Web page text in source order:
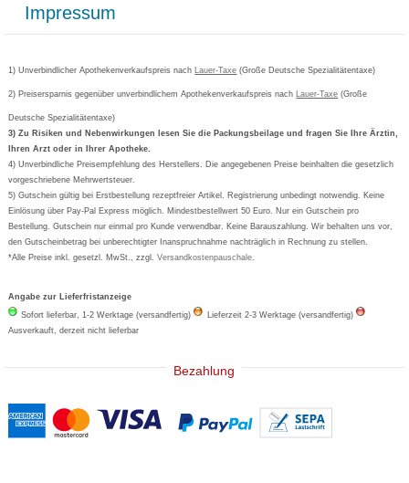
AGB
Cookie-Einstellungen
Vertrag widerrufen
Versandkosten
Bestellschein ausfüllen
Newsletteranmeldung
Gutschein und Rabatte
Kundenbewertung
Grippostad
Bepanthen
Formoline
Wick
Eucerin
Basica
Impressum
1) Unverbindlicher Apothekenverkaufspreis nach Lauer-Taxe (Große Deutsche Spezialitätentaxe)
2) Preisersparnis gegenüber unverbindlichem Apothekenverkaufspreis nach Lauer-Taxe (Große
Deutsche Spezialitätentaxe)
3) Zu Risiken und Nebenwirkungen lesen Sie die Packungsbeilage und fragen Sie Ihre Ärztin,
Ihren Arzt oder in Ihrer Apotheke.
4) Unverbindliche Preisempfehlung des Herstellers. Die angegebenen Preise beinhalten die gesetzlich
vorgeschriebene Mehrwertsteuer.
5) Gutschein gültig bei Erstbestellung rezeptfreier Artikel. Registrierung unbedingt notwendig. Keine
Einlösung über Pay-Pal Express möglich. Mindestbestellwert 50 Euro. Nur ein Gutschein pro
Bestellung. Gutschein nur einmal pro Kunde verwendbar. Keine Barauszahlung. Wir behalten uns vor,
den Gutscheinbetrag bei unberechtigter Inanspruchnahme nachträglich in Rechnung zu stellen.
*Alle Preise inkl. gesetzl. MwSt., zzgl.Versandkostenpauschale.
Angabe zur Lieferfristanzeige
Sofort lieferbar, 1-2 Werktage (versandfertig)
Lieferzeit 2-3 Werktage (versandfertig)
Ausverkauft, derzeit nicht lieferbar
Bezahlung